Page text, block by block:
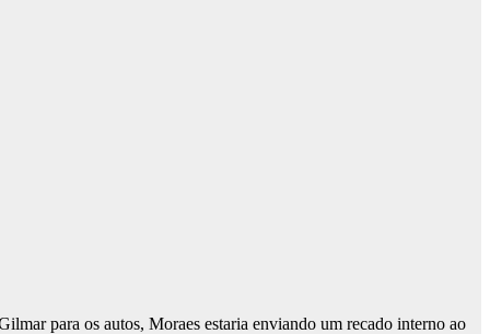
para os autos, Moraes estaria enviando um recado interno ao